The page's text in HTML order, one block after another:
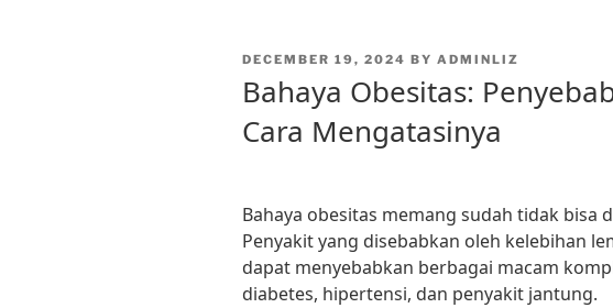
POSTED
DECEMBER 19, 2024 BY ADMINLIZ
Bahaya Obesitas:
Cara Mengatasinya
Bahaya obesitas memang sudah tidak bisa
Penyakit yang disebabkan oleh kelebihan
dapat menyebabkan berbagai macam
diabetes, hipertensi, dan penyakit jantung.